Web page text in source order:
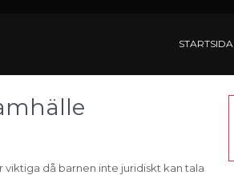
STARTSIDA
då barnen inte juridiskt kan tala